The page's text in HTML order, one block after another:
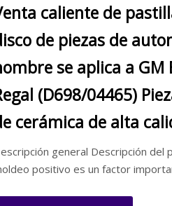
caliente de
de piezas de
se aplica a GM
(D698/04465)
cerámica de alta
general Descripción del
positivo es un factor